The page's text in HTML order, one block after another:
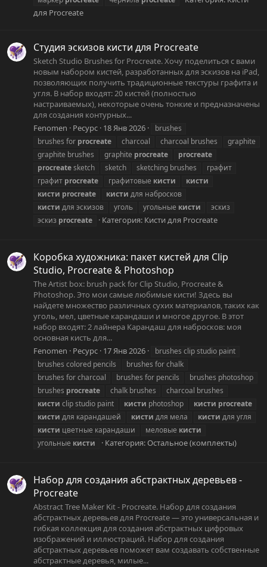
для Procreate
Студия эскизов кисти для Procreate
Sketch Studio Brushes for Procreate. Хочу поделиться с вами
новым набором кистей, разработанных для эскизов на iPad,
позволяющих получить традиционные текстуры графита и
угля. В набор входят: 20 кистей (полностью
настраиваемых), некоторые очень тонкие и предназначены
для создания контурных...
Fenomen
Ресурс 18 Янв 2026
brushes
brushes for procreate charcoal charcoal brushes
graphite
graphite brushes
graphite procreate
procreate
procreatesketch sketch sketching brushes
графит
графит procreate графитовые кисти
кисти
кисти procreate кисти для набросков
кисти для эскизов уголь угольные кисти
эскиз
эскиз procreate Категория: Кисти для Procreate
Коробка художника: пакет кистей для Clip
Studio, Procreate & Photoshop
The Artist box: brush pack for Clip Studio, Procreate &
Photoshop. Это мои самые любимые кисти! Здесь вы
найдете множество различных сухих материалов, таких как
уголь, мел, цветные карандаши и многое другое. В этот
набор входят: 2 лайнера Карандаш для набросков: моя
основная кисть для...
Fenomen
Ресурс 17 Янв 2026
brushes clip studio paint
brushes colored pencils
brushes for chalk
brushes for charcoal
brushes for pencils
brushes photoshop
brushes procreate chalk brushes
charcoal brushes
кисти clip studio paint кисти photoshop кисти procreate
кисти для карандашей кисти для мела кисти для угля
кисти цветные карандаши меловые кисти
угольные кисти Категория:Остальное (комплекты)
Набор для создания абстрактных деревьев -
Procreate
Abstract Tree Maker Kit - Procreate. Набор для создания
абстрактных деревьев для Procreate — это универсальная и
гибкая коллекция для создания абстрактных цифровых
изображений и иллюстраций. Набор для создания
абстрактных деревьев поможет вам создавать собственные
абстрактные деревья, милые...